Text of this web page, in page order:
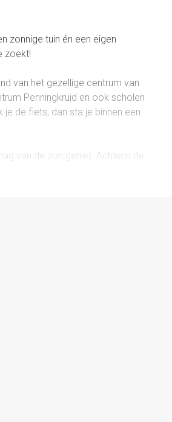
zonnige tuin én een eigen
zoekt!
van het gezellige centrum van
Penningkruid en ook scholen
de fiets, dan sta je binnen een
van de zon geniet. Achterin de